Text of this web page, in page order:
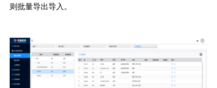
则批量导出导入。